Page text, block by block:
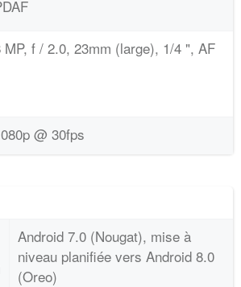
MP, f / 2.0, 23mm (large), 1/4 ", AF
@ 30fps
Android 7.0 (Nougat), mise à
niveau planifiée vers Android 8.0
(Oreo)